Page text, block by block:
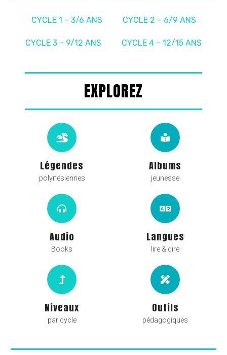
CYCLE 1 – 3/6 ANS CYCLE 2 – 6/9 ANS
CYCLE 3 – 9/12 ANS CYCLE 4 – 12/15 ANS
EXPLOREZ
Légendes
polynésiennes
Albums
jeunesse
Audio
Books
Langues
lire & dire
Niveaux
par cycle
Outils
pédagogiques